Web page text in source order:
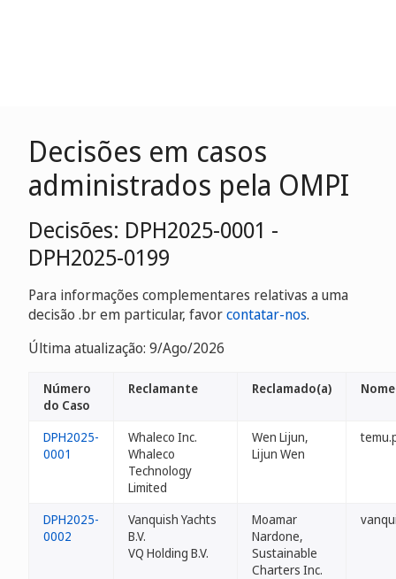
Decisões em casos
administrados pela OMPI
Decisões: DPH2025-0001 -
DPH2025-0199
Para informações complementares relativas a uma
decisão .br em particular, favorcontatar-nos.
Última atualização: 9/Ago/2026
Número
do Caso
Reclamante Reclamado(a)
DPH2025-
0001
Whaleco Inc.
Whaleco
Technology
Limited
Wen Lijun,
Lijun Wen
DPH2025-
0002
Vanquish Yachts
B.V.
VQ Holding B.V.
Moamar
Nardone,
Sustainable
Charters Inc.